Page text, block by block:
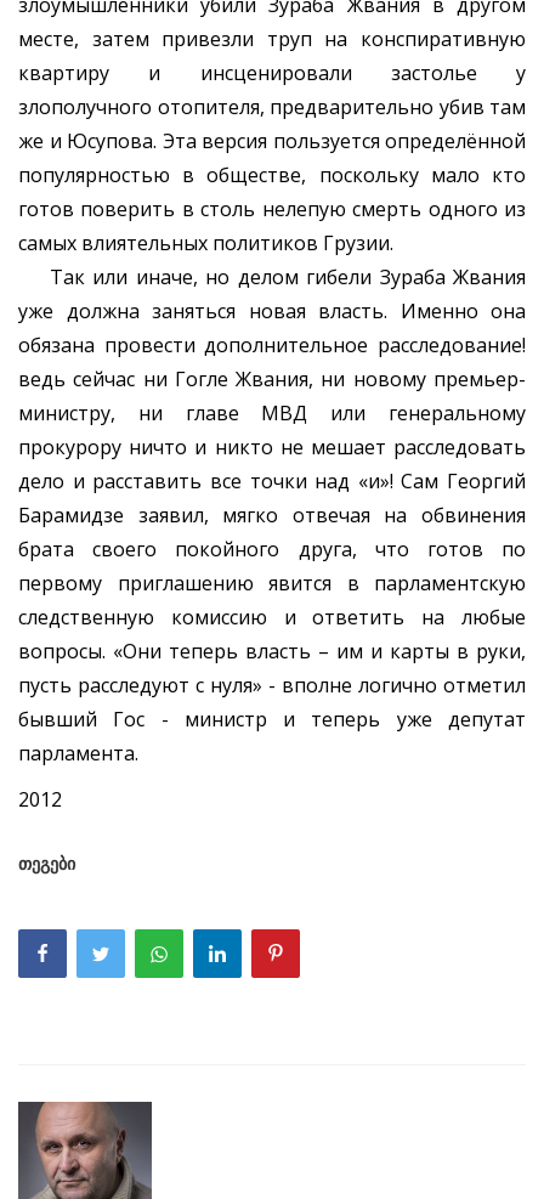
месте, затем привезли труп на конспиративную
квартиру и инсценировали застолье у
злополучного отопителя, предварительно убив там
же и Юсупова. Эта версия пользуется определённой
популярностью в обществе, поскольку мало кто
готов поверить в столь нелепую смерть одного из
самых влиятельных политиков Грузии.
Так или иначе, но делом гибели Зураба Жвания
уже должна заняться новая власть. Именно она
обязана провести дополнительное расследование!
ведь сейчас ни Гогле Жвания, ни новому премьер-
министру, ни главе МВД или генеральному
прокурору ничто и никто не мешает расследовать
дело и расставить все точки над «и»! Сам Георгий
Барамидзе заявил, мягко отвечая на обвинения
брата своего покойного друга, что готов по
первому приглашению явится в парламентскую
следственную комиссию и ответить на любые
вопросы. «Они теперь власть – им и карты в руки,
пусть расследуют с нуля» - вполне логично отметил
бывший Гос - министр и теперь уже депутат
парламента.
2012
თეგები